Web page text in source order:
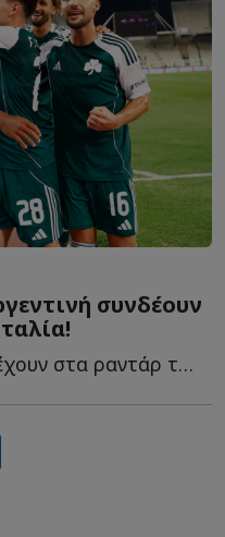
συνδέουν
Οι Πράσινοι φέρονται να έχουν στα ραντάρ τους Ουρουγουανό φ...